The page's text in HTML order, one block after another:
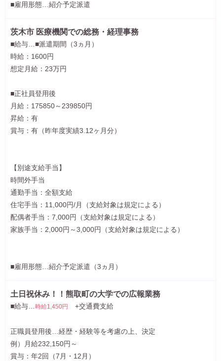
■雇用形態…紹介予定派遣
茨木市 医療機関での総務・経理事務
■給与…■派遣期間（3ヵ月）
時給：1600円
想定月給：23万円
■正社員登用後
月給：175850～239850円
昇給：有
賞与：有（昨年度実績3.12ヶ月分）
【別途支給手当】
時間外手当
通勤手当：全額支給
住宅手当：11,000円/月（支給対象は規定による）
配偶者手当：7,000円（支給対象は規定による）
家族手当：2,000円～3,000円（支給対象は規定による）
■雇用形態…紹介予定派遣（3ヵ月）
土日祝休み！！熊取町の大学での広報業務
■給与… 時給1,450円 +交通費支給
正職員登用後…経歴・経験等を考慮の上、決定
例）月給232,150円～
賞与：年2回（7月・12月）